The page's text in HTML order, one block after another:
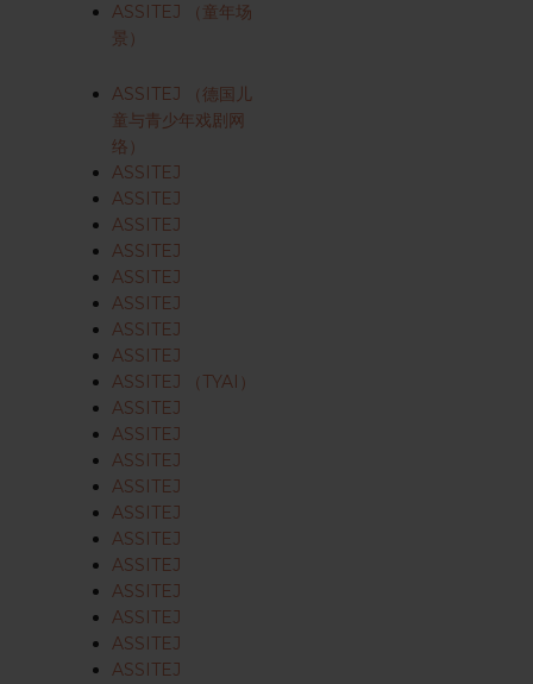
ASSITEJ （童年场
景）
ASSITEJ （德国儿
童与青少年戏剧网
络）
ASSITEJ
ASSITEJ
ASSITEJ
ASSITEJ
ASSITEJ
ASSITEJ
ASSITEJ
ASSITEJ
ASSITEJ （TYAI）
ASSITEJ
ASSITEJ
ASSITEJ
ASSITEJ
ASSITEJ
ASSITEJ
ASSITEJ
ASSITEJ
ASSITEJ
ASSITEJ
ASSITEJ